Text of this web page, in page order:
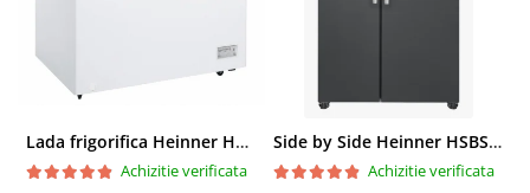
Lada frigorifica Heinner HCF-287CNHE++, 287 l, Clasa E, Compresor inverter, Iluminare LED, Functionalitate frigider, Alb
Achizitie verificata
Side by Side Heinner HSBS-HM439NFINVDGWDE++, Total No Frost, Compresor Inverter, Dozator Apa, Display Touch LED, 439 L, Clasa E, Gri Antracit Texturat
Achizitie verificata